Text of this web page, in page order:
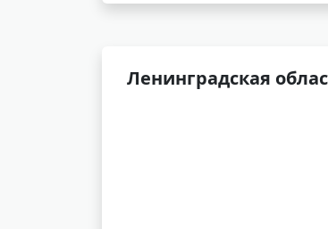
Ленинградская